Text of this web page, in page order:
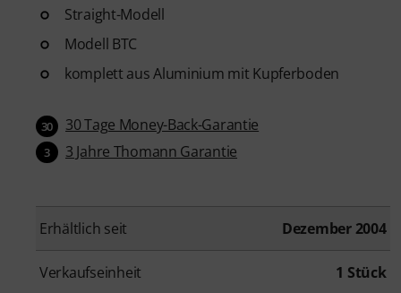
Straight-Modell
Modell BTC
komplett aus Aluminium mit Kupferboden
30 30 Tage Money-Back-Garantie
3 3 Jahre Thomann Garantie
Erhältlich seit Dezember 2004
Verkaufseinheit 1 Stück